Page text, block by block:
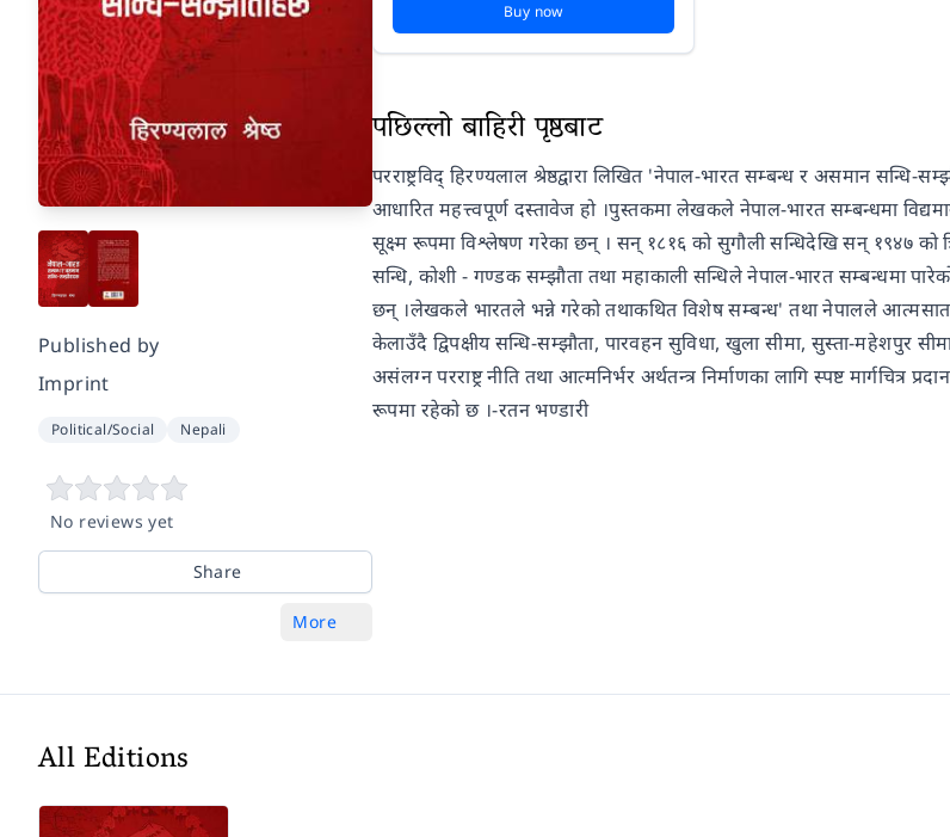
Published by
Imprint
Political/Social Nepali
No reviews yet
Share
More
Buy now
पछिल्लो बाहिरी पृष्ठबाट
परराष्ट्रविद् हिरण्यलाल श्रेष्ठद्वारा लिखित 'नेपाल-भारत सम्बन्ध र असमान
आधारित महत्त्वपूर्ण दस्तावेज हो ।पुस्तकमा लेखकले नेपाल-भारत सम्बन्धमा
सूक्ष्म रूपमा विश्लेषण गरेका छन् । सन् १८१६ को सुगौली सन्धिदेखि सन् १९४७ को
सन्धि, कोशी - गण्डक सम्झौता तथा महाकाली सन्धिले नेपाल-भारत सम्बन्धमा
छन् ।लेखकले भारतले भन्ने गरेको तथाकथित विशेष सम्बन्ध' तथा नेपालले आत्मसात
केलाउँदै द्विपक्षीय सन्धि-सम्झौता, पारवहन सुविधा, खुला सीमा, सुस्ता-महेशपुर
असंलग्न परराष्ट्र नीति तथा आत्मनिर्भर अर्थतन्त्र निर्माणका लागि स्पष्ट
रूपमा रहेको छ ।-रतन भण्डारी
All Editions